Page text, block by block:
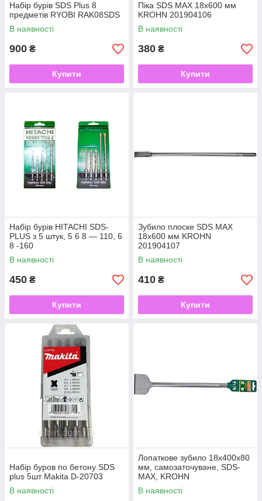
Набір бурів SDS Plus 8
предметів RYOBI RAK08SDS
В наявності
900 ₴
Купити
Піка SDS MAX 18x600 мм
KROHN 201904106
В наявності
380 ₴
Купити
Набір бурів HITACHI SDS-
PLUS з 5 штук, 5 6 8 — 110, 6
8 -160
В наявності
450 ₴
Купити
Зубило плоске SDS MAX
18х600 мм KROHN
201904107
В наявності
410 ₴
Купити
Набір буров по бетону SDS
plus 5шт Makita D-20703
В наявності
Лопаткове зубило 18x400x80
мм, самозаточуване, SDS-
MAX, KROHN
В наявності